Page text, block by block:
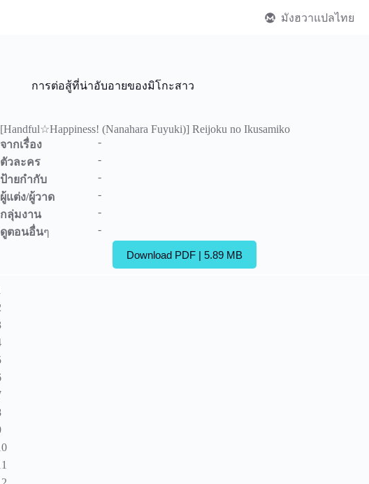
มังฮวาแปลไทย
การต่อสู้ที่น่าอับอายของมิโกะสาว
[Handful☆Happiness! (Nanahara Fuyuki)] Reijoku no Ikusamiko
จากเรื่อง
-
ตัวละคร
-
ป้ายกำกับ
-
ผู้แต่ง/ผู้วาด
-
กลุ่มงาน
-
ดูตอนอื่นๆ -
Download PDF | 5.89 MB